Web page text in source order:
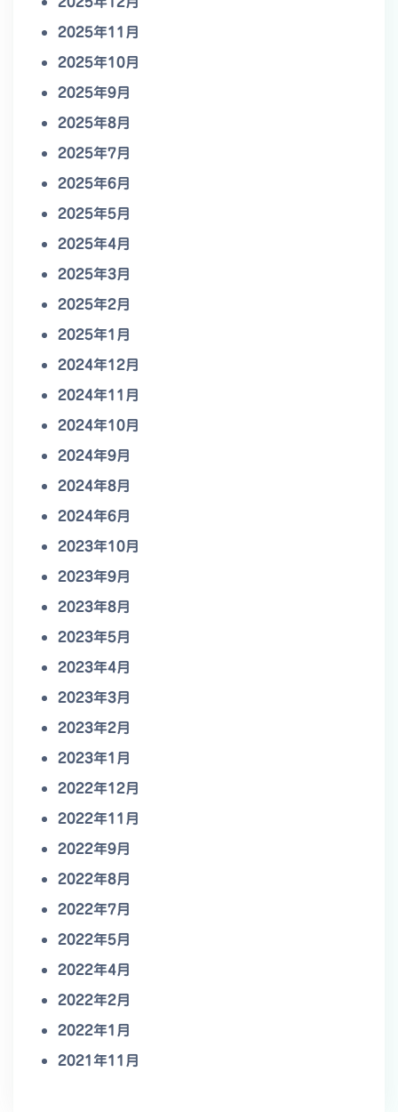
2025年11月
2025年10月
2025年9月
2025年8月
2025年7月
2025年6月
2025年5月
2025年4月
2025年3月
2025年2月
2025年1月
2024年12月
2024年11月
2024年10月
2024年9月
2024年8月
2024年6月
2023年10月
2023年9月
2023年8月
2023年5月
2023年4月
2023年3月
2023年2月
2023年1月
2022年12月
2022年11月
2022年9月
2022年8月
2022年7月
2022年5月
2022年4月
2022年2月
2022年1月
2021年11月